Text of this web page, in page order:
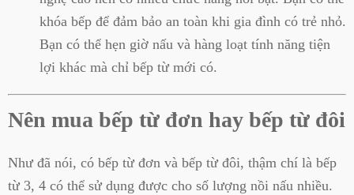
khóa bếp để đảm bảo an toàn khi gia đình có trẻ nhỏ.
Bạn có thể hẹn giờ nấu và hàng loạt tính năng tiện
lợi khác mà chỉ bếp từ mới có.
Nên mua bếp từ đơn hay bếp từ đôi
Như đã nói, có bếp từ đơn và bếp từ đôi, thậm chí là bếp
từ 3, 4 có thể sử dụng được cho số lượng nồi nấu nhiều.